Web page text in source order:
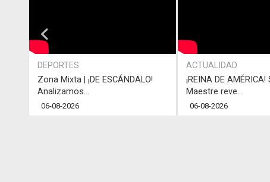
DEPORTES
Zona Mixta | ¡DE ESCÁNDALO!
Analizamos...
06-08-2026
ACTUALIDAD
¡REINA DE AMÉRICA!
Maestre reve...
06-08-2026